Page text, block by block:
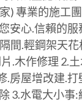
) 專業的施工
安心.信賴的服
間.輕鋼架天
.木作修理 2.
.房屋增改建.打
3.水電大小事: